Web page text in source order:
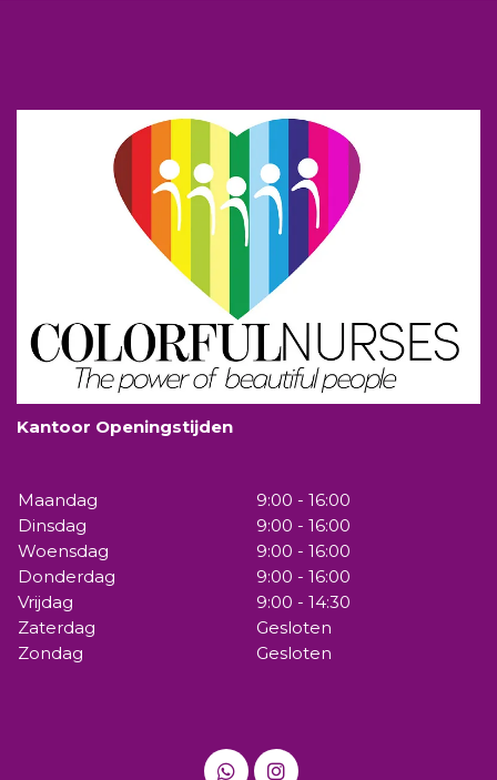
Kantoor Openingstijden
Maandag
9:00 - 16:00
Dinsdag
9:00 - 16:00
Woensdag
9:00 - 16:00
Donderdag
9:00 - 16:00
Vrijdag
9:00 - 14:30
Zaterdag
Gesloten
Zondag
Gesloten